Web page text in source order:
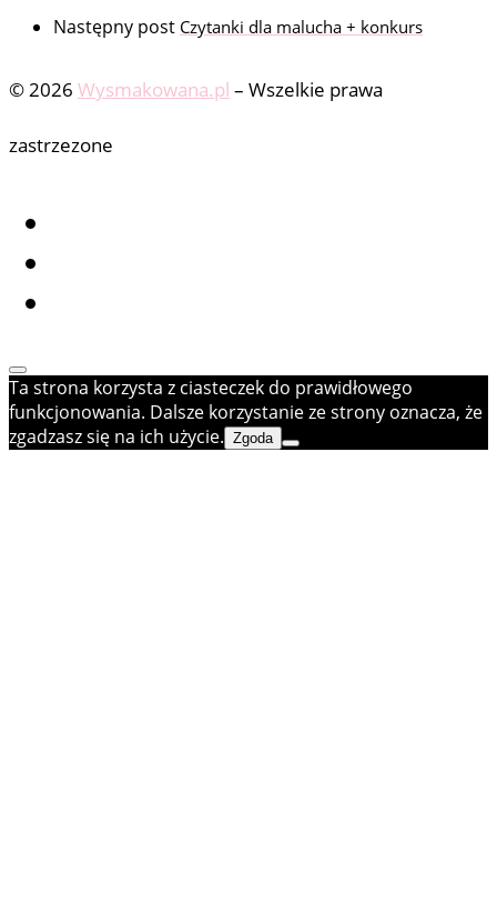
Następny post Czytanki dla malucha + konkurs
© 2026 Wysmakowana.pl – Wszelkie prawa
zastrzezone
Ta strona korzysta z ciasteczek do prawidłowego
funkcjonowania. Dalsze korzystanie ze strony oznacza, że
zgadzasz się na ich użycie. Zgoda